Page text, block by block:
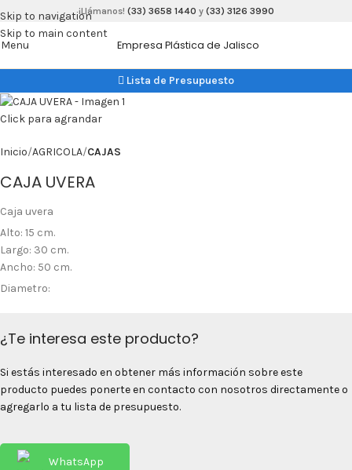
Skip to navigation
Skip to main content
¡Llámanos! (33) 3658 1440 y (33) 3126 3990
Menu Empresa Plástica de Jalisco
Lista de Presupuesto
Click para agrandar
Inicio AGRICOLA CAJAS
CAJA UVERA
Caja uvera
Alto: 15 cm.
Largo: 30 cm.
Ancho: 50 cm.
Diametro:
¿Te interesa este producto?
Si estás interesado en obtener más información sobre este
producto puedes ponerte en contacto con nosotros directamente o
agregarlo a tu lista de presupuesto.
WhatsApp